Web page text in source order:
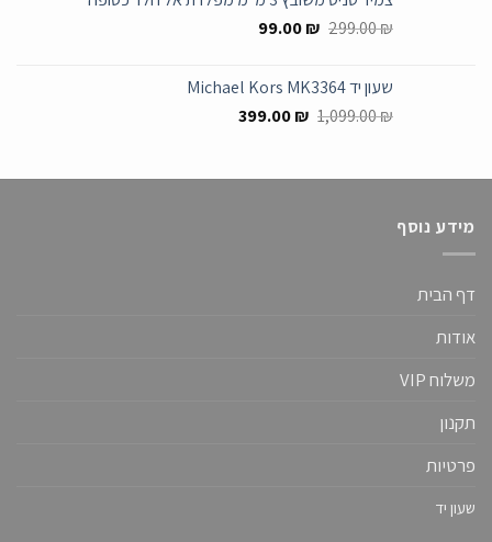
1,349.00 ₪.
699.00 ₪.
299.00₪
המחיר
299.00 ₪.
99.00₪
המחיר
99.00 ₪.
שעון יד Michael Kors MK3364
1,099.00₪
המחיר
1,099.00 ₪.
399.00₪
המחיר
399.00 ₪.
מידע נוסף
דף הבית
אודות
משלוח VIP
תקנון
פרטיות
שעון יד